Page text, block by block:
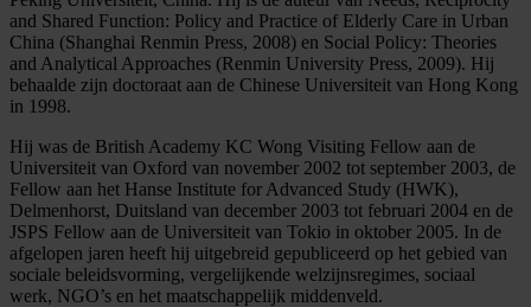
and Shared Function: Policy and Practice of Elderly Care in Urban
China (Shanghai Renmin Press, 2008) en Social Policy: Theories
and Analytical Approaches (Renmin University Press, 2009). Hij
behaalde zijn doctoraat aan de Chinese Universiteit van Hong Kong
in 1998.
Hij was de British Academy KC Wong Visiting Fellow aan de
Universiteit van Oxford van november 2002 tot september 2003, de
Fellow aan het Hanse Institute for Advanced Study (HWK),
Delmenhorst, Duitsland van december 2003 tot februari 2004 en de
JSPS Fellow aan de Universiteit van Tokio in oktober 2005. In de
afgelopen jaren heeft hij uitgebreid gepubliceerd op het gebied van
sociale beleidsvorming, vergelijkende welzijnsregimes, sociaal
werk, NGO’s en het maatschappelijk middenveld.